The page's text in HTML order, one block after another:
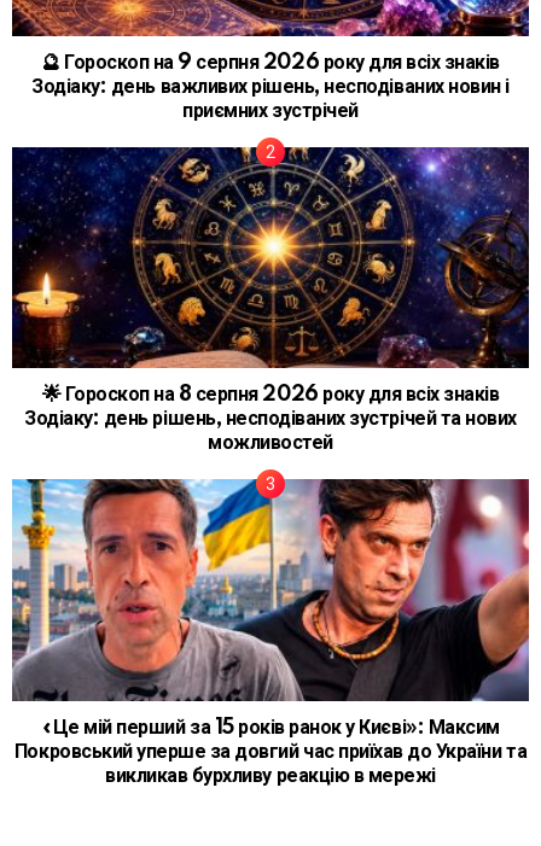
🔮 Гороскоп на 9 серпня 2026 року для всіх знаків
Зодіаку: день важливих рішень, несподіваних новин і
приємних зустрічей
🌟 Гороскоп на 8 серпня 2026 року для всіх знаків
Зодіаку: день рішень, несподіваних зустрічей та нових
можливостей
«Це мій перший за 15 років ранок у Києві»: Максим
Покровський уперше за довгий час приїхав до України та
викликав бурхливу реакцію в мережі